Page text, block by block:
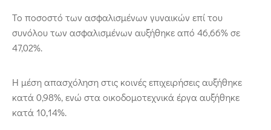
Το ποσοστό των ασφαλισμένων γυναικών επί του
συνόλου των ασφαλισμένων αυξήθηκε από 46,66% σε
47,02%.
Η μέση απασχόληση στις κοινές επιχειρήσεις αυξήθηκε
κατά 0,98%, ενώ στα οικοδομοτεχνικά έργα αυξήθηκε
κατά 10,14%.